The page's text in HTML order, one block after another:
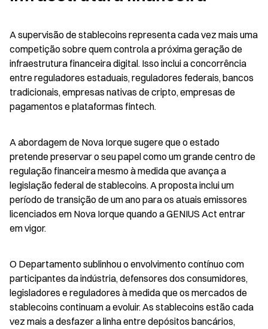
A supervisão de stablecoins representa cada vez mais uma
competição sobre quem controla a próxima geração de
infraestrutura financeira digital. Isso inclui a concorrência
entre reguladores estaduais, reguladores federais, bancos
tradicionais, empresas nativas de cripto, empresas de
pagamentos e plataformas fintech.
A abordagem de Nova Iorque sugere que o estado
pretende preservar o seu papel como um grande centro de
regulação financeira mesmo à medida que avança a
legislação federal de stablecoins. A proposta inclui um
período de transição de um ano para os atuais emissores
licenciados em Nova Iorque quando a GENIUS Act entrar
em vigor.
O Departamento sublinhou o envolvimento contínuo com
participantes da indústria, defensores dos consumidores,
legisladores e reguladores à medida que os mercados de
stablecoins continuam a evoluir. As stablecoins estão cada
vez mais a desfazer a linha entre depósitos bancários,